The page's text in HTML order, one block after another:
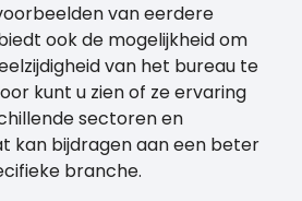
van eerdere
ook de mogelijkheid om
van het bureau te
kunt u zien of ze ervaring
sectoren en
kan bijdragen aan een beter
branche.